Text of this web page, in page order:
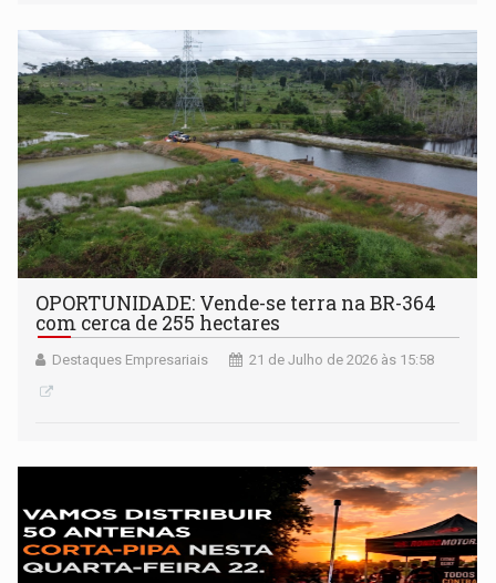
OPORTUNIDADE: Vende-se terra na BR-364
com cerca de 255 hectares
Destaques Empresariais 21 de Julho de 2026 às 15:58